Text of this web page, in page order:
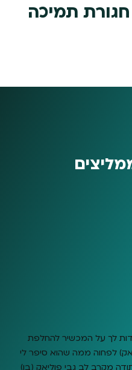
תמיכה
לך על המכשיר להחלפת
לפחוה ממה שהוא סיפר לי
מקרב לב גבי פוליאק (בן)